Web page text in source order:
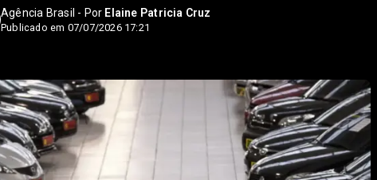
Agência Brasil - Por Elaine Patricia Cruz
Publicado em 07/07/2026 17:21